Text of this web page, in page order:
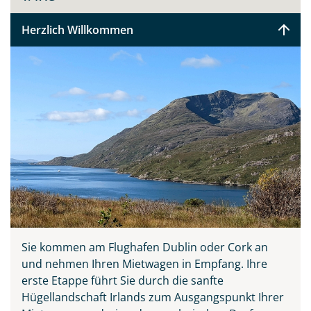
Teile diese Reise
Herzlich Willkommen
Sie kommen am Flughafen Dublin oder Cork an
und nehmen Ihren Mietwagen in Empfang. Ihre
erste Etappe führt Sie durch die sanfte
Hügellandschaft Irlands zum Ausgangspunkt Ihrer